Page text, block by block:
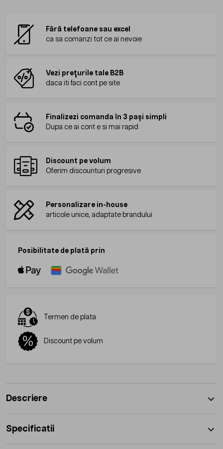
Fără telefoane sau excel
ca sa comanzi tot ce ai nevoie
Vezi prețurile tale B2B
daca iti faci cont pe site
Finalizezi comanda în 3 pași simpli
Dupa ce ai cont e si mai rapid
Discount pe volum
Oferim discounturi progresive
Personalizare in-house
articole unice, adaptate brandului
Posibilitate de plată prin
Termen de plata
Discount pe volum
Descriere
Specificatii